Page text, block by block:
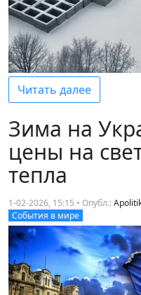
Читать далее
Зима на
цены на
тепла
1-02-2026, 15:15 • Опубл.:
События в мире